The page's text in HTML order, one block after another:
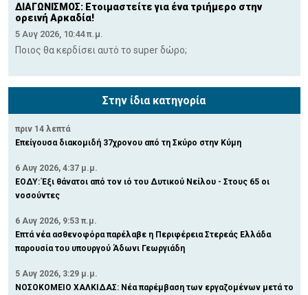
ΔΙΑΓΩΝΙΣΜΟΣ: Ετοιμαστείτε για ένα τριήμερο στην
ορεινή Αρκαδία!
5 Αυγ 2026, 10:44 π.μ.
Ποιος θα κερδίσει αυτό το super δώρο;
Στην ίδια κατηγορία
πριν 14 λεπτά
Επείγουσα διακομιδή 37χρονου από τη Σκύρο στην Κύμη
6 Αυγ 2026, 4:37 μ.μ.
ΕΟΔΥ: Έξι θάνατοι από τον ιό του Δυτικού Νείλου - Στους 65 οι
νοσούντες
6 Αυγ 2026, 9:53 π.μ.
Επτά νέα ασθενοφόρα παρέλαβε η Περιφέρεια Στερεάς Ελλάδα
παρουσία του υπουργού Άδωνι Γεωργιάδη
5 Αυγ 2026, 3:29 μ.μ.
ΝΟΣΟΚΟΜΕΙΟ ΧΑΛΚΙΔΑΣ: Νέα παρέμβαση των εργαζομένων μετά το